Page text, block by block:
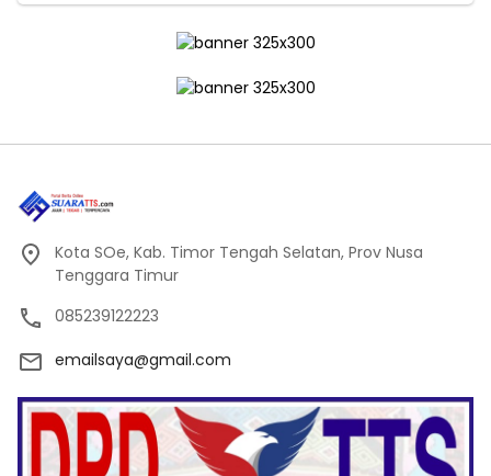
Kota SOe, Kab. Timor Tengah Selatan, Prov Nusa
Tenggara Timur
085239122223
emailsaya@gmail.com